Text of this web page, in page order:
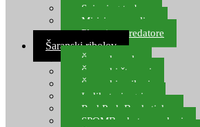
Spinning torbe
Mirisi za varalice
Plovci za predatore
Šaranski ribolov
Šaranske role
Šaranski štapovi
Šaranski najloni
Indikatori ugriza
Rod Pod, Banksticks
SPOMB rakete, markeri